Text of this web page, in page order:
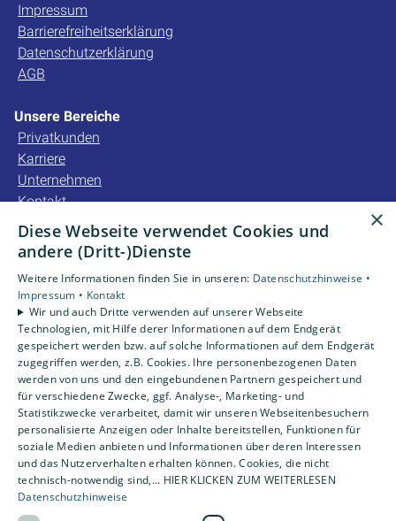
Impressum
Barrierefreiheitserklärung
Datenschutzerklärung
AGB
Unsere Bereiche
Privatkunden
Karriere
Unternehmen
Kontakt
Unsere Bewertungen
4,2
×
Diese Webseite verwendet Cookies und
andere (Dritt-)Dienste
Weitere Informationen finden Sie in unseren: Datenschutzhinweise •
Impressum • Kontakt
Wir und auch Dritte verwenden auf unserer Webseite
Technologien, mit Hilfe derer Informationen auf dem Endgerät
gespeichert werden bzw. auf solche Informationen auf dem Endgerät
zugegriffen werden, z.B. Cookies. Ihre personenbezogenen Daten
werden von uns und den eingebundenen Partnern gespeichert und
für verschiedene Zwecke, ggf. Analyse-, Marketing- und
Statistikzwecke verarbeitet, damit wir unseren Webseitenbesuchern
personalisierte Anzeigen oder Inhalte bereitstellen, Funktionen für
soziale Medien anbieten und Informationen über deren Interessen
und das Nutzerverhalten erhalten können. Cookies, die nicht
technisch-notwendig sind,... HIER KLICKEN ZUM WEITERLESEN
Datenschutzhinweise